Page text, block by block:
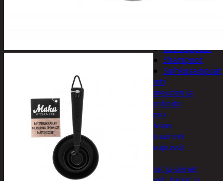
Käsisaippuat
Shampoot
Suihkusaippuat
Hyvinvointi
Muu kauneuden ja
terveydenhoito
Pyykinpesu
Kuivaus
Pesuaineet
Pesupussit
Liinat ja sienet